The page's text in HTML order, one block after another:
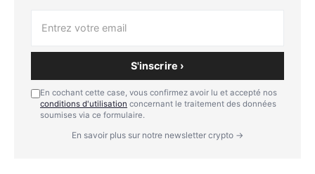
S'inscrire ›
En cochant cette case, vous confirmez avoir lu et accepté nos
conditions d'utilisation concernant le traitement des données
soumises via ce formulaire.
En savoir plus sur notre newsletter crypto →